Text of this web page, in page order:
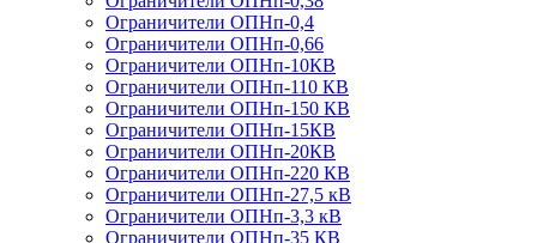
Ограничители ОПНп-0,4
Ограничители ОПНп-0,66
Ограничители ОПНп-10КВ
Ограничители ОПНп-110 КВ
Ограничители ОПНп-150 КВ
Ограничители ОПНп-15КВ
Ограничители ОПНп-20КВ
Ограничители ОПНп-220 КВ
Ограничители ОПНп-27,5 кВ
Ограничители ОПНп-3,3 кВ
Ограничители ОПНп-35 КВ